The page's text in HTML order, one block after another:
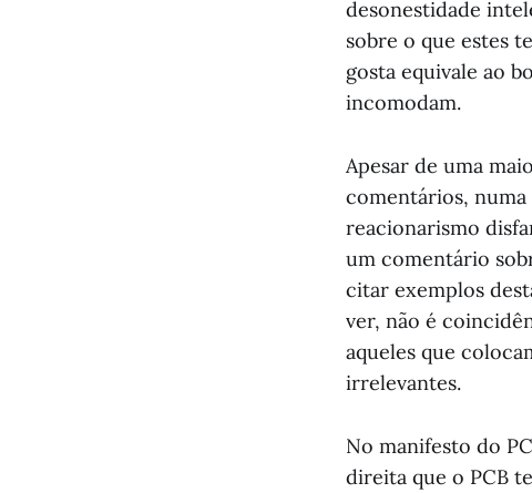
desonestidade
sobre o que estes
gosta equivale ao
incomodam.
Apesar de uma
comentários,
reacionarismo
um comentário
citar exemplos
ver, não é
aqueles que
irrelevantes.
No manifesto do
direita que o PCB